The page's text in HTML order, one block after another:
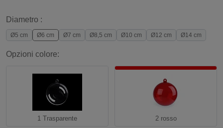
Diametro :
Ø5 cm Ø6 cm Ø7 cm Ø8,5 cm Ø10 cm Ø12 cm Ø14 cm
Opzioni colore:
1 Trasparente 2 rosso